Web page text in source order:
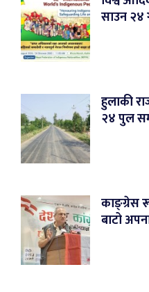
साउन २४
हुलाकी
२४ पुल
काङ्ग्रेस
बाटो